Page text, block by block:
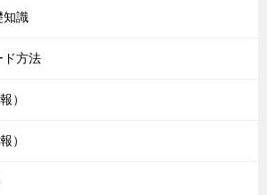
知識
ド方法
）
）